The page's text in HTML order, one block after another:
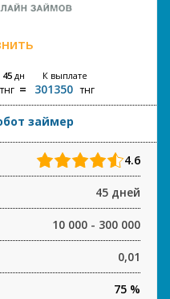
45дн
тнг
К выплате
301350 тнг
займер
4.6
45 дней
10 000 - 300 000
0,01
75 %